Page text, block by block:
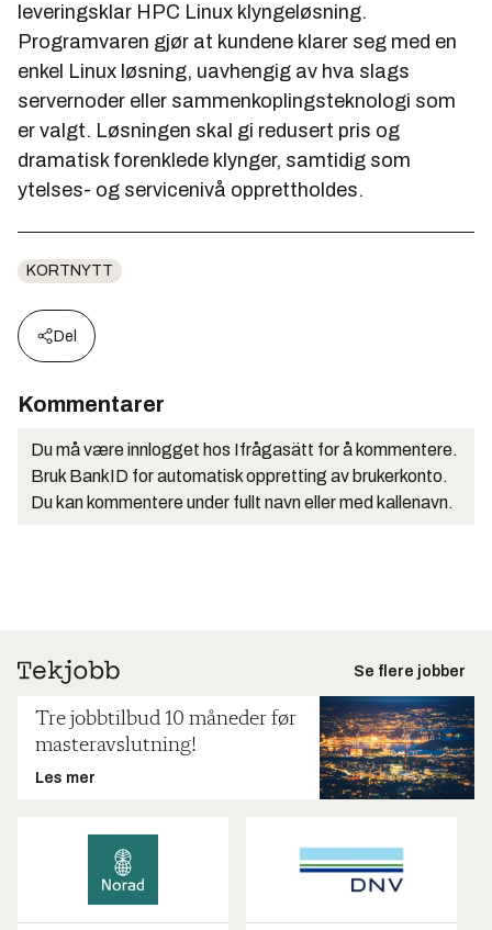
leveringsklar HPC Linux klyngeløsning.
Programvaren gjør at kundene klarer seg med en
enkel Linux løsning, uavhengig av hva slags
servernoder eller sammenkoplingsteknologi som
er valgt. Løsningen skal gi redusert pris og
dramatisk forenklede klynger, samtidig som
ytelses- og servicenivå opprettholdes.
KORTNYTT
Del
Kommentarer
Du må være innlogget hos Ifrågasätt for å kommentere.
Bruk BankID for automatisk oppretting av brukerkonto.
Du kan kommentere under fullt navn eller med kallenavn.
Se flere jobber
Tre jobbtilbud 10 måneder før
masteravslutning!
Les mer